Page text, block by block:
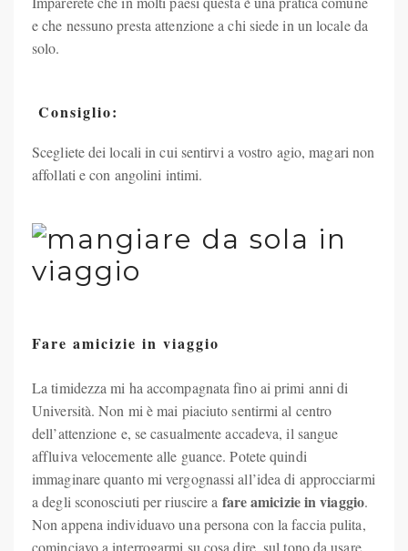
e che nessuno presta attenzione a chi siede in un locale da
solo.
Consiglio:
Scegliete dei locali in cui sentirvi a vostro agio, magari non
affollati e con angolini intimi.
Fare amicizie in viaggio
La timidezza mi ha accompagnata fino ai primi anni di
Università. Non mi è mai piaciuto sentirmi al centro
dell’attenzione e, se casualmente accadeva, il sangue
affluiva velocemente alle guance. Potete quindi
immaginare quanto mi vergognassi all’idea di approcciarmi
a degli sconosciuti per riuscire a fare amicizie in viaggio.
Non appena individuavo una persona con la faccia pulita,
cominciavo a interrogarmi su cosa dire, sul tono da usare,